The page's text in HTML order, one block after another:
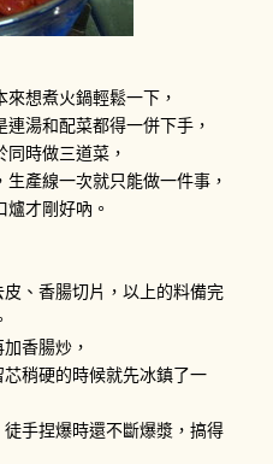
想煮火鍋輕鬆一下，
湯和配菜都得一併下手，
時做三道菜，
產線一次就只能做一件事，
才剛好吶。
、香腸切片，以上的料備完
香腸炒，
稍硬的時候就先冰鎮了一
手捏爆時還不斷爆漿，搞得